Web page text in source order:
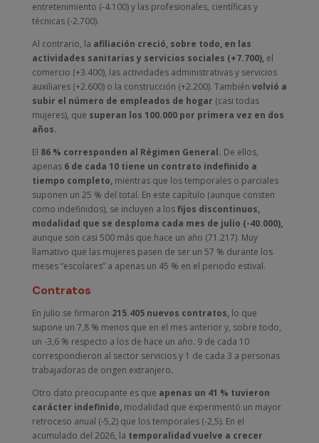
entretenimiento (-4.100) y las profesionales, científicas y
técnicas (-2.700).
Al contrario, la afiliación creció, sobre todo, en las
actividades sanitarias y servicios sociales (+7.700),el
comercio (+3.400), las actividades administrativas y servicios
auxiliares (+2.600) o la construcción (+2.200). También volvió a
subir el número de empleados de hogar (casi todas
mujeres), que superan los 100.000 por primera vez en dos
años.
El 86 % corresponden al Régimen General. De ellos,
apenas 6 de cada 10 tiene un contrato indefinido a
tiempo completo,mientras que los temporales o parciales
suponen un 25 % del total. En este capítulo (aunque consten
como indefinidos), se incluyen a losfijos discontinuos,
modalidad que se desploma cada mes de julio (-40.000),
aunque son casi 500 más que hace un año (71.217). Muy
llamativo que las mujeres pasen de ser un 57 % durante los
meses “escolares” a apenas un 45 % en el periodo estival.
Contratos
En julio se firmaron 215.405 nuevos contratos,lo que
supone un 7,8 % menos que en el mes anterior y, sobre todo,
un -3,6 % respecto a los de hace un año. 9 de cada 10
correspondieron al sector servicios y 1 de cada 3 a personas
trabajadoras de origen extranjero.
Otro dato preocupante es que apenas un 41 % tuvieron
carácter indefinido,modalidad que experimentó un mayor
retroceso anual (-5,2) que los temporales (-2,5). En el
acumulado del 2026, la temporalidad vuelve a crecer